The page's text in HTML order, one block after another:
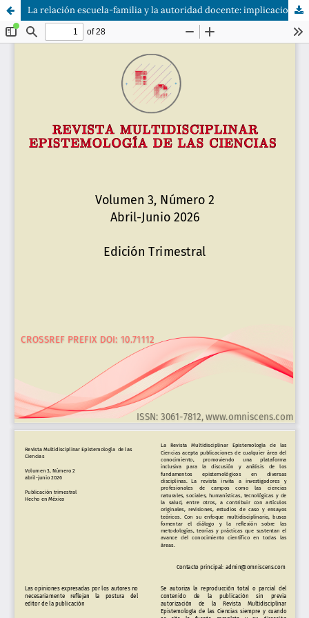
La relación escuela-familia y la autoridad docente: implicaciones en el desarrollo académico en el nivel medio superior